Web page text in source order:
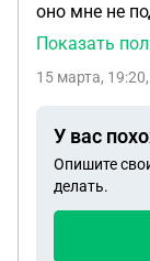
оно мне не
Так как
газлифте.
мне
магазину
так же
Показать
15 марта, 19:20
У вас
Опишите
делать.